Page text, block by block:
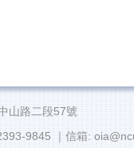
山路二段57號
9845 ｜信箱: